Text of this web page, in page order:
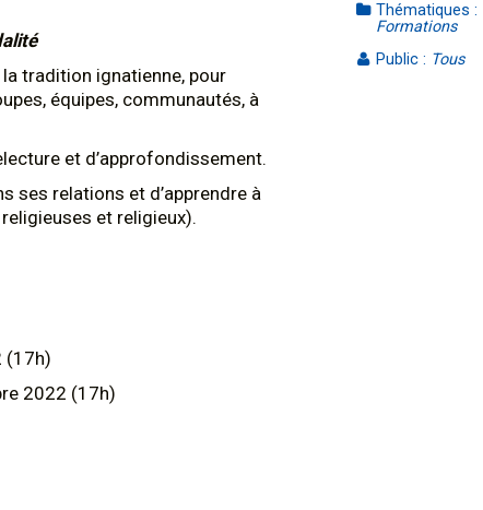
tradition ignatienne, pour
équipes, communautés, à
et d’approfondissement.
ses relations et d’apprendre à
et religieux).
(17h)
2022 (17h)
Thématiques :
Formations
Public : Tous